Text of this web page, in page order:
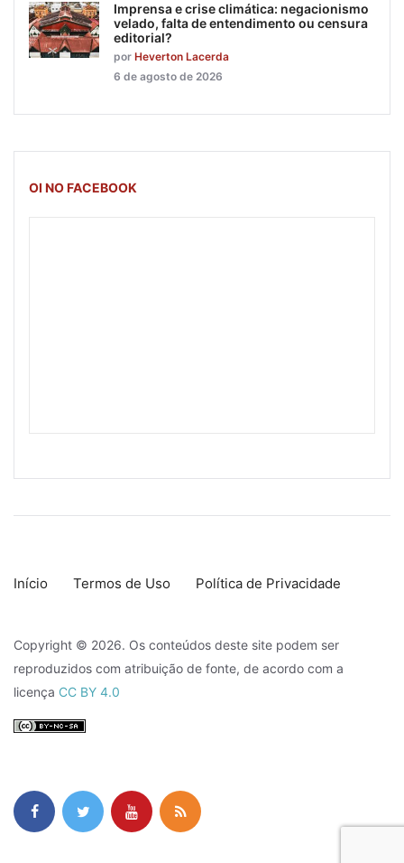
Imprensa e crise climática: negacionismo
velado, falta de entendimento ou censura
editorial?
por Heverton Lacerda
6 de agosto de 2026
OI NO FACEBOOK
Início Termos de Uso Política de Privacidade
Copyright © 2026. Os conteúdos deste site podem ser
reproduzidos com atribuição de fonte, de acordo com a
licença CC BY 4.0